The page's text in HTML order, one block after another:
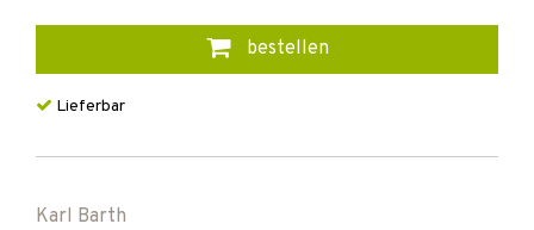
bestellen
Lieferbar
Karl Barth